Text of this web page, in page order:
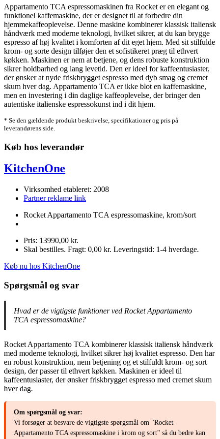
Appartamento TCA espressomaskinen fra Rocket er en elegant og
funktionel kaffemaskine, der er designet til at forbedre din
hjemmekaffeoplevelse. Denne maskine kombinerer klassisk italiensk
håndværk med moderne teknologi, hvilket sikrer, at du kan brygge
espresso af høj kvalitet i komforten af dit eget hjem. Med sit stilfulde
krom- og sorte design tilføjer den et sofistikeret præg til ethvert
køkken. Maskinen er nem at betjene, og dens robuste konstruktion
sikrer holdbarhed og lang levetid. Den er ideel for kaffeentusiaster,
der ønsker at nyde friskbrygget espresso med dyb smag og cremet
skum hver dag. Appartamento TCA er ikke blot en kaffemaskine,
men en investering i din daglige kaffeoplevelse, der bringer den
autentiske italienske espressokunst ind i dit hjem.
* Se den gældende produkt beskrivelse, specifikationer og pris på
leverandørens side.
Køb hos leverandør
KitchenOne
Virksomhed etableret: 2008
Partner reklame link
Rocket Appartamento TCA espressomaskine, krom/sort
Pris: 13990,00 kr.
Skal bestilles. Fragt: 0,00 kr. Leveringstid: 1-4 hverdage.
Køb nu hos KitchenOne
Spørgsmål og svar
Hvad er de vigtigste funktioner ved Rocket Appartamento
TCA espressomaskine?
Rocket Appartamento TCA kombinerer klassisk italiensk håndværk
med moderne teknologi, hvilket sikrer høj kvalitet espresso. Den har
en robust konstruktion, nem betjening og et stilfuldt krom- og sort
design, der passer til ethvert køkken. Maskinen er ideel til
kaffeentusiaster, der ønsker friskbrygget espresso med cremet skum
hver dag.
Om spørgsmål og svar:
Vi forsøger at besvare de vigtigste spørgsmål om "Rocket
Appartamento TCA espressomaskine i krom og sort" så du bedre kan